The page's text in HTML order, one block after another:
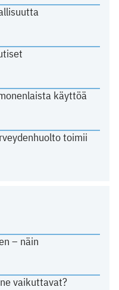
käyttöä
toimii
– näin
vaikuttavat?